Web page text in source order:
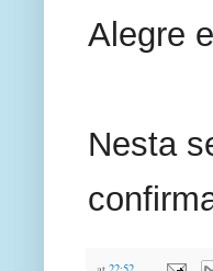
Alegre
Nesta